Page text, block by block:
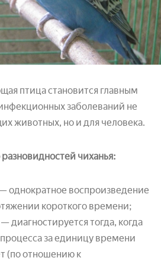
птица становится главным
заболеваний не
животных, но и для человека.
чиханья:
однократное воспроизведение
короткого времени;
— диагностируется тогда, когда
за единицу времени
(по отношению к